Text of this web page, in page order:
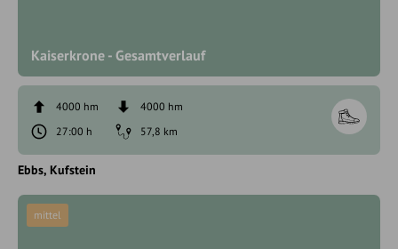
Kaiserkrone - Gesamtverlauf
4000 hm
4000 hm
27:00 h
57,8 km
Ebbs Kufstein
mittel